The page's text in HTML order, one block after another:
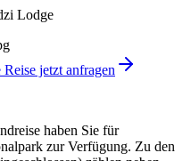
Lodge
jetzt anfragen
haben Sie für
zur Verfügung. Zu den